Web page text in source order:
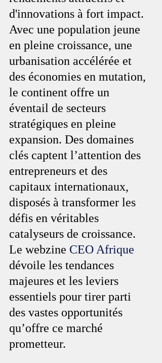
d'innovations à fort impact.
Avec une population jeune
en pleine croissance, une
urbanisation accélérée et
des économies en mutation,
le continent offre un
éventail de secteurs
stratégiques en pleine
expansion. Des domaines
clés captent l’attention des
entrepreneurs et des
capitaux internationaux,
disposés à transformer les
défis en véritables
catalyseurs de croissance.
Le webzine CEO Afrique
dévoile les tendances
majeures et les leviers
essentiels pour tirer parti
des vastes opportunités
qu’offre ce marché
prometteur.